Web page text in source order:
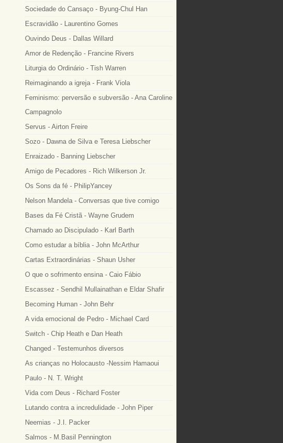
Sociedade do Cansaço - Byung-Chul Han
Escravidão - Laurentino Gomes
Ouvindo Deus - Dallas Willard
Amor de Redenção - Francine Rivers
Liturgia do Ordinário - Tish Warren
Reimaginando a igreja - Frank Viola
Feminismo: perversão e subversão - Ana Caroline
Campagnolo
Servus - Airton Freire
Sozo - Dawna de Silva e Teresa Liebscher
Enraizado - Banning Liebscher
Amigo de Pecadores - Rich Wilkerson Jr.
Os Sons da fé - PhilipYancey
Nelson Mandela - Conversas que tive comigo
Bases da Fé Cristã - Wayne Grudem
Chamado ao Discipulado - Karl Barth
Como estudar a bíblia - John McArthur
Cartas Extraordinárias - Shaun Usher
O que o sofrimento ensina - Caio Fábio
Escassez - Sendhil Mullainathan e Eldar Shafir
Becoming Human - John Behr
A vida emocional de Pedro - Michael Card
Switch - Chip Heath e Dan Heath
Changed - Testemunhos diversos
As crianças no Holocausto -Nessim Hamaoui
Paulo - N. T. Wright
Vida com Deus - Richard Foster
Lutando contra a incredulidade - John Piper
Neemias - J.I. Packer
Salmos - M.Basil Pennington